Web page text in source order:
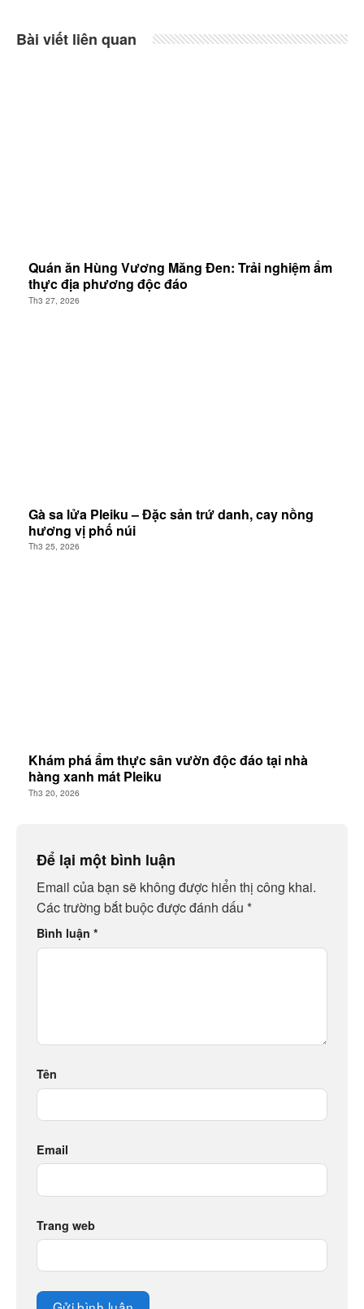
Bài viết liên quan
Quán ăn Hùng Vương Măng Đen: Trải nghiệm ẩm
thực địa phương độc đáo
Th3 27, 2026
Gà sa lửa Pleiku – Đặc sản trứ danh, cay nồng
hương vị phố núi
Th3 25, 2026
Khám phá ẩm thực sân vườn độc đáo tại nhà
hàng xanh mát Pleiku
Th3 20, 2026
Để lại một bình luận
Email của bạn sẽ không được hiển thị công khai.
Các trường bắt buộc được đánh dấu *
Bình luận *
Tên
Email
Trang web